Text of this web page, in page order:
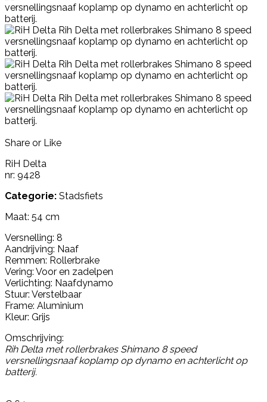
Share or Like
RiH Delta
nr: 9428
Categorie: Stadsfiets
Maat: 54 cm
Versnelling: 8
Aandrijving: Naaf
Remmen: Rollerbrake
Vering: Voor en zadelpen
Verlichting: Naafdynamo
Stuur: Verstelbaar
Frame: Aluminium
Kleur: Grijs
Omschrijving:
Rih Delta met rollerbrakes Shimano 8 speed
versnellingsnaaf koplamp op dynamo en achterlicht op
batterij.